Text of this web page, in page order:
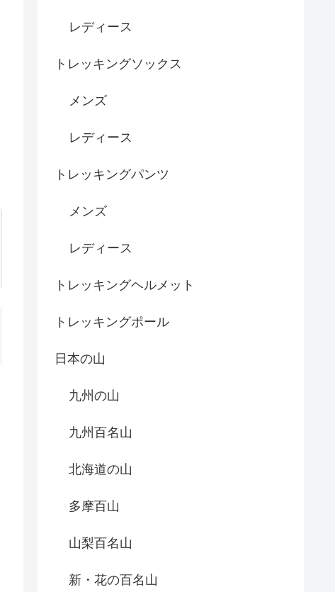
レディース
トレッキングソックス
メンズ
レディース
トレッキングパンツ
メンズ
レディース
トレッキングヘルメット
トレッキングポール
日本の山
九州の山
九州百名山
北海道の山
多摩百山
山梨百名山
新・花の百名山